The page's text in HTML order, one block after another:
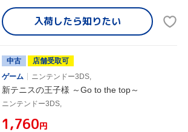
入荷したら知りたい
中古
店舗受取可
ゲーム
ニンテンドー3DS,
新テニスの王子様 ～Go to the top～
ニンテンドー3DS,
¥1,760円